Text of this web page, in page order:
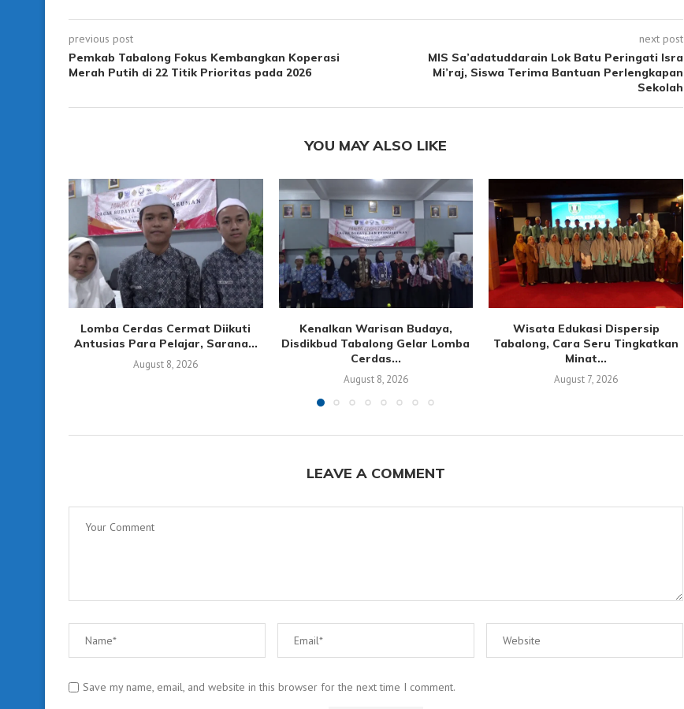
previous post
Pemkab Tabalong Fokus Kembangkan Koperasi
Merah Putih di 22 Titik Prioritas pada 2026
next post
MIS Sa’adatuddarain Lok Batu Peringati Isra
Mi’raj, Siswa Terima Bantuan Perlengkapan
Sekolah
YOU MAY ALSO LIKE
Lomba Cerdas Cermat Diikuti
Antusias Para Pelajar, Sarana...
August 8, 2026
Kenalkan Warisan Budaya,
Disdikbud Tabalong Gelar Lomba
Cerdas...
August 8, 2026
Wisata Edukasi Dispersip
Tabalong, Cara Seru Tingkatkan
Minat...
August 7, 2026
LEAVE A COMMENT
Save my name, email, and website in this browser for the next time I comment.